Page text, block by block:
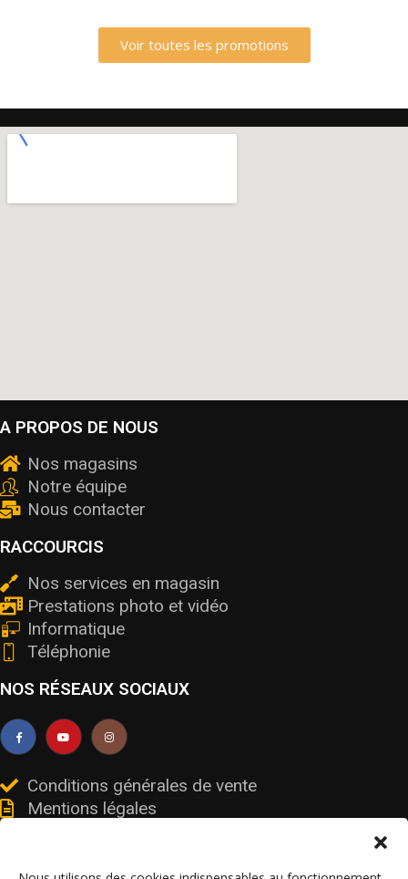
Voir toutes les promotions
A PROPOS DE NOUS
Nos magasins
Notre équipe
Nous contacter
RACCOURCIS
Nos services en magasin
Prestations photo et vidéo
Informatique
Téléphonie
NOS RÉSEAUX SOCIAUX
Conditions générales de vente
Mentions légales